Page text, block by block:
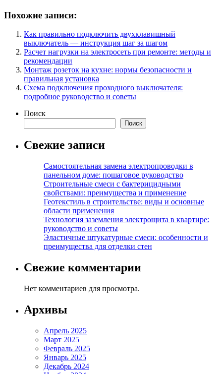
Похожие записи:
Как правильно подключить двухклавишный
выключатель — инструкция шаг за шагом
Расчет нагрузки на электросеть при ремонте: методы и
рекомендации
Монтаж розеток на кухне: нормы безопасности и
правильная установка
Схема подключения проходного выключателя:
подробное руководство и советы
Поиск
Поиск
Свежие записи
Самостоятельная замена электропроводки в
панельном доме: пошаговое руководство
Строительные смеси с бактерицидными
свойствами: преимущества и применение
Геотекстиль в строительстве: виды и основные
области применения
Технология заземления электрощита в квартире:
руководство и советы
Эластичные штукатурные смеси: особенности и
преимущества для отделки стен
Свежие комментарии
Нет комментариев для просмотра.
Архивы
Апрель 2025
Март 2025
Февраль 2025
Январь 2025
Декабрь 2024